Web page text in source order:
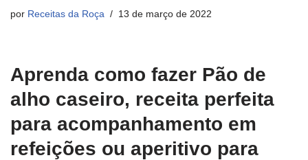
por Receitas da Roça 13 de março de 2022
Aprenda como fazer Pão de
alho caseiro, receita perfeita
para acompanhamento em
refeições ou aperitivo para